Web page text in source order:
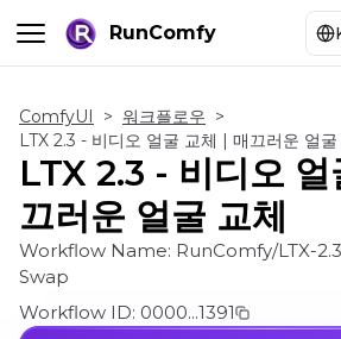
RunComfy
ComfyUI > 워크플로우 >
LTX 2.3 - 비디오 얼굴 교체 | 매끄러운 얼굴
LTX 2.3 - 비디오
끄러운 얼굴 교체
Workflow Name: RunComfy/LTX-
Swap
Workflow ID: 0000...1391